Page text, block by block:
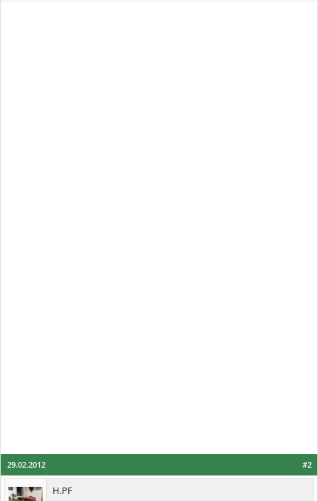
#2
29.02.2012
H.PF